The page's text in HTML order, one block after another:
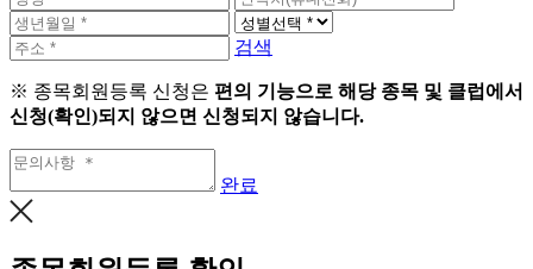
검색
※ 종목회원등록 신청은 편의 기능으로 해당 종목 및 클럽에서
신청(확인)되지 않으면 신청되지 않습니다.
완료